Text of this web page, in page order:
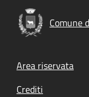
Comune
Footer
Area riservata
Crediti